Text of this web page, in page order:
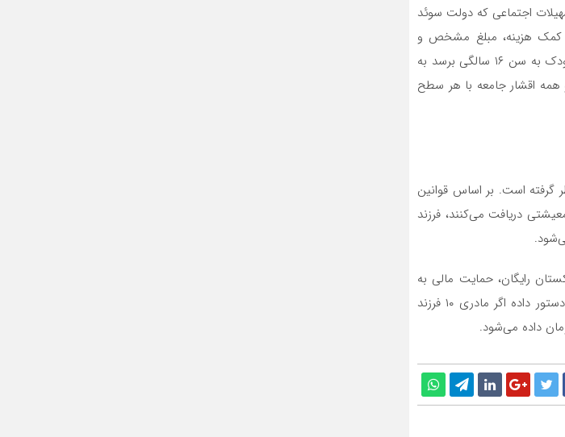
اجتماعی که دولت سوئد
کمک هزینه، مبلغ مشخص و
بلاعوضی است که دولت سوئد در ازای هر کودکی که در سوئد متولد می‌شود تا زمانی که کودک به سن ۱۶ سالگی برسد به
همه اقشار جامعه با هر سطح
گرفته است. بر اساس قوانین
اول تا ۱۸ ماهگی کودک، کمک معیشتی دریافت می‌کنند، فرزند
از کودکستان رایگان، حمایت مالی به
صورت سبد کالا و پرداخت نقدی به خانواده‌ها از دیگر موارد حمایتی است. درضمن پوتین دستور داده اگر مادری ۱۰ فرزند